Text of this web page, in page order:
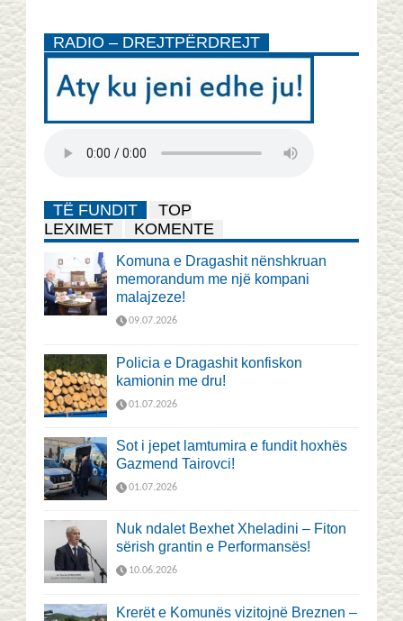
RADIO – DREJTPËRDREJT
TË FUNDIT
TOP
LEXIMET
KOMENTE
Komuna e Dragashit nënshkruan
memorandum me një kompani
malajzeze!
09.07.2026
Policia e Dragashit konfiskon
kamionin me dru!
01.07.2026
Sot i jepet lamtumira e fundit hoxhës
Gazmend Tairovci!
01.07.2026
Nuk ndalet Bexhet Xheladini – Fiton
sërish grantin e Performansës!
10.06.2026
Krerët e Komunës vizitojnë Breznen –